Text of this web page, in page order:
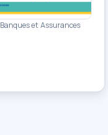
Banques et Assurances